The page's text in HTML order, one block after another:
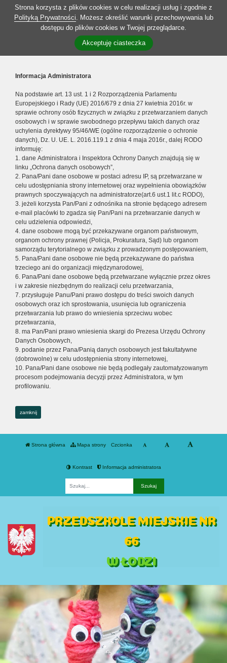
Strona korzysta z plików cookies w celu realizacji usług i zgodnie z
Polityką Prywatności. Możesz określić warunki przechowywania lub
dostępu do plików cookies w Twojej przeglądarce.
Akceptuję ciasteczka
Informacja Administratora
Na podstawie art. 13 ust. 1 i 2 Rozporządzenia Parlamentu
Europejskiego i Rady (UE) 2016/679 z dnia 27 kwietnia 2016r. w
sprawie ochrony osób fizycznych w związku z przetwarzaniem danych
osobowych i w sprawie swobodnego przepływu takich danych oraz
uchylenia dyrektywy 95/46/WE (ogólne rozporządzenie o ochronie
danych), Dz. U. UE. L. 2016.119.1 z dnia 4 maja 2016r., dalej RODO
informuję:
1. dane Administratora i Inspektora Ochrony Danych znajdują się w
linku „Ochrona danych osobowych”,
2. Pana/Pani dane osobowe w postaci adresu IP, są przetwarzane w
celu udostępniania strony internetowej oraz wypełnienia obowiązków
prawnych spoczywających na administratorze(art.6 ust.1 lit.c RODO),
3. jeżeli korzysta Pan/Pani z odnośnika na stronie będącego adresem
e-mail placówki to zgadza się Pan/Pani na przetwarzanie danych w
celu udzielenia odpowiedzi,
4. dane osobowe mogą być przekazywane organom państwowym,
organom ochrony prawnej (Policja, Prokuratura, Sąd) lub organom
samorządu terytorialnego w związku z prowadzonym postępowaniem,
5. Pana/Pani dane osobowe nie będą przekazywane do państwa
trzeciego ani do organizacji międzynarodowej,
6. Pana/Pani dane osobowe będą przetwarzane wyłącznie przez okres
i w zakresie niezbędnym do realizacji celu przetwarzania,
7. przysługuje Panu/Pani prawo dostępu do treści swoich danych
osobowych oraz ich sprostowania, usunięcia lub ograniczenia
przetwarzania lub prawo do wniesienia sprzeciwu wobec
przetwarzania,
8. ma Pan/Pani prawo wniesienia skargi do Prezesa Urzędu Ochrony
Danych Osobowych,
9. podanie przez Pana/Panią danych osobowych jest fakultatywne
(dobrowolne) w celu udostępnienia strony internetowej,
10. Pana/Pani dane osobowe nie będą podlegały zautomatyzowanym
procesom podejmowania decyzji przez Administratora, w tym
profilowaniu.
zamknij
Strona główna Mapa strony Czcionka
Kontrast Informacja administratora
PRZEDSZKOLE MIEJSKIE NR
66
W ŁODZI